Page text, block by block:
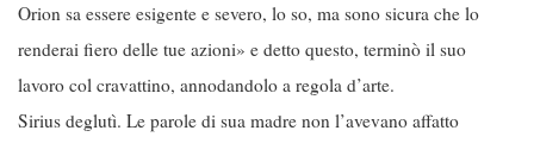
Orion sa essere esigente e severo, lo so, ma sono sicura che lo
renderai fiero delle tue azioni» e detto questo, terminò il suo
lavoro col cravattino, annodandolo a regola d’arte.
Sirius deglutì. Le parole di sua madre non l’avevano affatto